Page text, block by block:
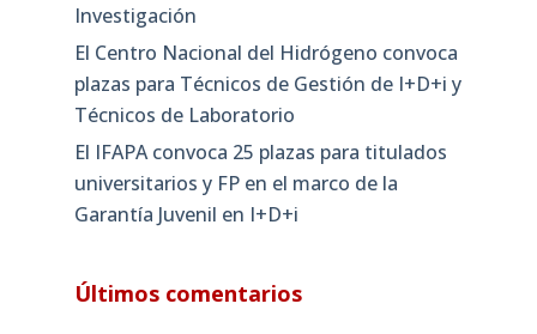
Investigación
El Centro Nacional del Hidrógeno convoca
plazas para Técnicos de Gestión de I+D+i y
Técnicos de Laboratorio
El IFAPA convoca 25 plazas para titulados
universitarios y FP en el marco de la
Garantía Juvenil en I+D+i
Últimos comentarios